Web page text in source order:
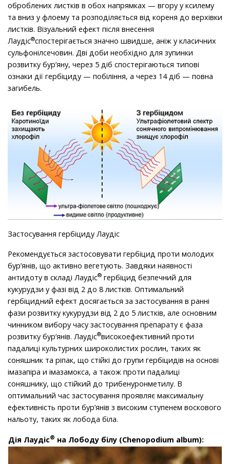
оброблених листків в обох напрямках — вгору у ксилему
та вниз у флоему та розподіляється від кореня до верхівки
листків. Візуальний ефект після внесення
Лаудіс®спостерігається значно швидше, аніж у класичних
сульфонілсечовин. Дві доби необхідно для зупинки
розвитку бур’яну, через 5 діб спостерігаються типові
ознаки дії гербіциду — побіління, а через 14 діб — повна
загибель.
Застосування гербіциду Лаудіс
Рекомендується застосовувати гербіцид проти молодих
бур’янів, що активно вегетують. Завдяки наявності
антидоту в складі Лаудіс® гербіцид безпечний для
кукурудзи у фазі від 2 до 8 листків. Оптимальний
гербіцидний ефект досягається за застосування в ранні
фази розвитку кукурудзи від 2 до 5 листків, але основним
чинником вибору часу застосування препарату є фаза
розвитку бур’янів. Лаудіс®високоефективний проти
падалиці культурних широколистих рослин, таких як
соняшник та ріпак, що стійкі до групи гербіцидів на основі
імазапіра и імазамокса, а також проти падалиці
соняшнику, що стійкий до трибенуронметилу. В
оптимальний час застосування проявляє максимальну
ефективність проти бур’янів з високим ступенем воскового
нальоту, таких як лобода біла.
Дія Лаудіс® на Лободу білу (Chenopodium album):